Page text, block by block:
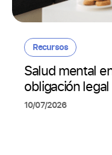
Recursos
Salud mental
obligación
10/07/2026